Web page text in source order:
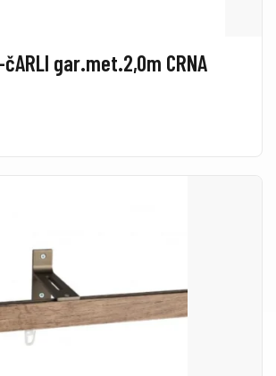
čARLI gar.met.2,0m CRNA